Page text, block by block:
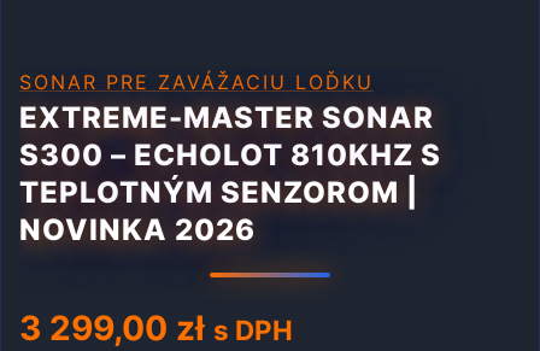
SONAR PRE ZAVÁŽACIU LOĎKU
EXTREME-MASTER SONAR
S300 – ECHOLOT 810KHZ S
TEPLOTNÝM SENZOROM |
NOVINKA 2026
3 299,00 zł s DPH